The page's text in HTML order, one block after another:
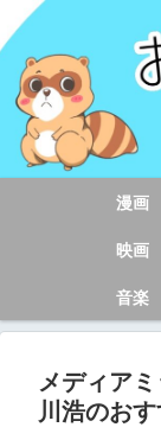
漫画
映画
音楽
メディア
川浩のお